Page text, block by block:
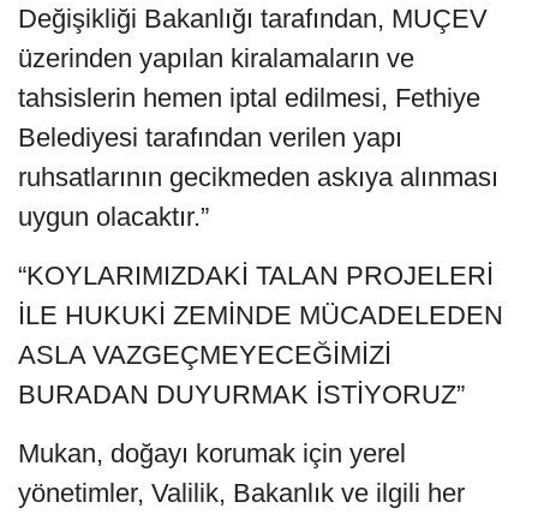
Değişikliği Bakanlığı tarafından, MUÇEV
üzerinden yapılan kiralamaların ve
tahsislerin hemen iptal edilmesi, Fethiye
Belediyesi tarafından verilen yapı
ruhsatlarının gecikmeden askıya alınması
uygun olacaktır.”
“KOYLARIMIZDAKİ TALAN PROJELERİ
İLE HUKUKİ ZEMİNDE MÜCADELEDEN
ASLA VAZGEÇMEYECEĞİMİZİ
BURADAN DUYURMAK İSTİYORUZ”
Mukan, doğayı korumak için yerel
yönetimler, Valilik, Bakanlık ve ilgili her